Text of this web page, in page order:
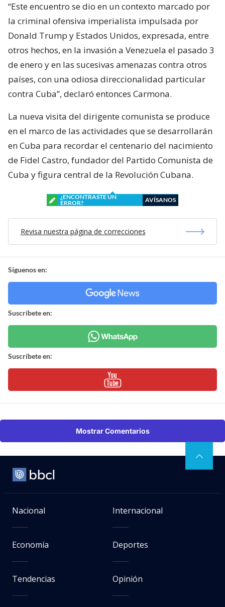
“Este encuentro se dio en un contexto marcado por
la criminal ofensiva imperialista impulsada por
Donald Trump y Estados Unidos, expresada, entre
otros hechos, en la invasión a Venezuela el pasado 3
de enero y en las sucesivas amenazas contra otros
países, con una odiosa direccionalidad particular
contra Cuba”, declaró entonces Carmona.
La nueva visita del dirigente comunista se produce
en el marco de las actividades que se desarrollarán
en Cuba para recordar el centenario del nacimiento
de Fidel Castro, fundador del Partido Comunista de
Cuba y figura central de la Revolución Cubana.
¿ENCONTRASTE UN
ERROR?
AVÍSANOS
Revisa nuestra página de correcciones
Síguenos en:
Suscríbete en:
Suscríbete en:
Mostrar Comentarios
Nacional Internacional
Economía Deportes
Tendencias Opinión